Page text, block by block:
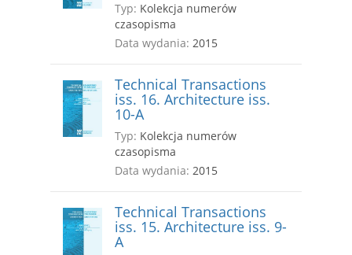
Typ: Kolekcja numerów
czasopisma
Data wydania: 2015
Technical Transactions
iss. 16. Architecture iss.
10-A
Typ: Kolekcja numerów
czasopisma
Data wydania: 2015
Technical Transactions
iss. 15. Architecture iss. 9-
A